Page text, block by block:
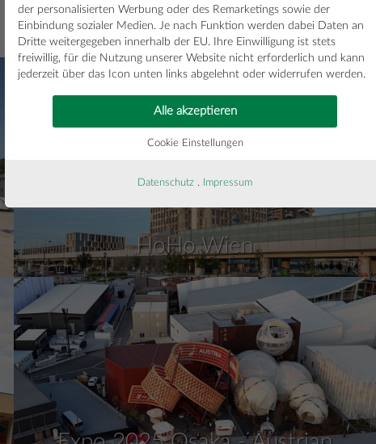
Specials
HoHo Wien
der personalisierten Werbung oder des Remarketings sowie der
Einbindung sozialer Medien. Je nach Funktion werden dabei Daten an
Dritte weitergegeben innerhalb der EU. Ihre Einwilligung ist stets
freiwillig, für die Nutzung unserer Website nicht erforderlich und kann
jederzeit über das Icon unten links abgelehnt oder widerrufen werden.
Cookie Einstellungen
Alle akzeptieren
Datenschutz . Impressum